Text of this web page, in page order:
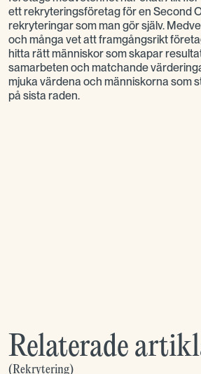
ett rekryteringsföretag för en Second
rekryteringar som man gör själv.
och många vet att framgångsrikt
hitta rätt människor som skapar
samarbeten och matchande
mjuka värdena och människorna som
på sista raden.
Relaterade
(Rekrytering)